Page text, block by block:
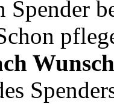
Spender